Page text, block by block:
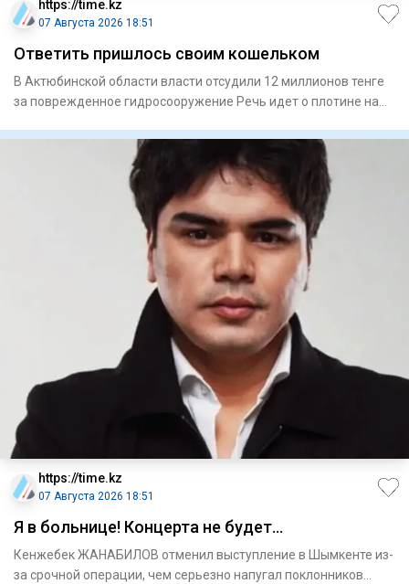
https://time.kz
07 Августа 2026 18:51
Ответить пришлось своим кошельком
В Актюбинской области власти отсудили 12 миллионов тенге
за поврежденное гидросооружение Речь идет о плотине на
https://time.kz
07 Августа 2026 18:51
Я в больнице! Концерта не будет…
Кенжебек ЖАНАБИЛОВ отменил выступление в Шымкенте из-
за срочной операции, чем серьезно напугал поклонников